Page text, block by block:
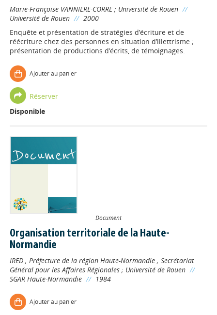
Marie-Françoise VANNIERE-CORRE; Université de Rouen //
Université de Rouen // 2000
Enquête et présentation de stratégies d’écriture et de
réécriture chez des personnes en situation d’illettrisme ;
présentation de productions d’écrits, de témoignages.
Ajouter au panier
Réserver
Disponible
Document
Organisation territoriale de la Haute-
Normandie
IRED ; Préfecture de la région Haute-Normandie ; Secrétariat
Général pour les Affaires Régionales ; Université de Rouen //
SGAR Haute-Normandie // 1984
Ajouter au panier
Appels à projets